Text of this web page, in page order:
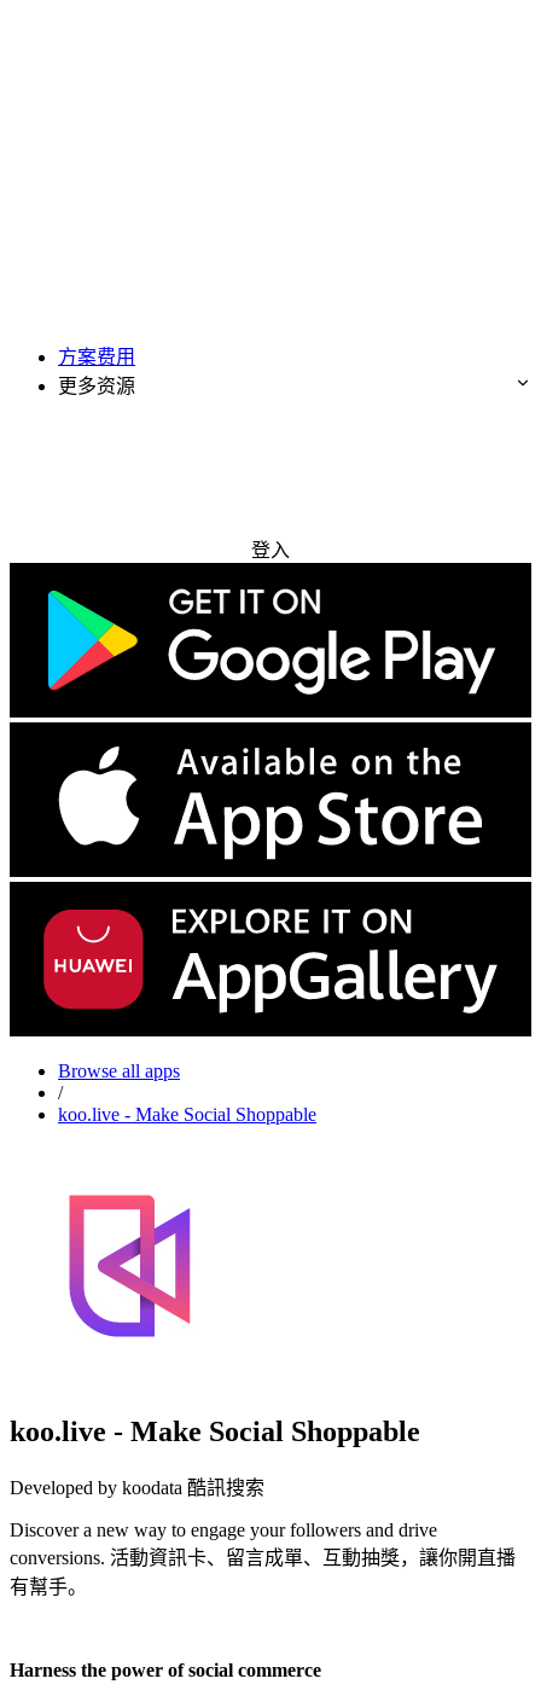
方案费用
更多资源
登入
Browse all apps
/
koo.live - Make Social Shoppable
koo.live - Make Social Shoppable
Developed by koodata 酷訊搜索
Discover a new way to engage your followers and drive
conversions. 活動資訊卡、留言成單、互動抽獎，讓你開直播
有幫手。
Harness the power of social commerce